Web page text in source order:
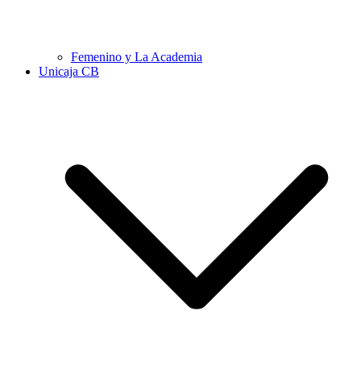
Femenino y La Academia
Unicaja CB